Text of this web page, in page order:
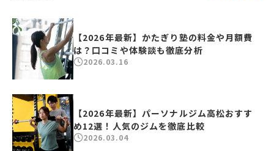
【2026年最新】かたぎり塾の料金や月額費
は？口コミや体験談も徹底分析
2026.03.16
【2026年最新】パーソナルジム高松おすす
め12選！人気のジムを徹底比較
2026.03.04